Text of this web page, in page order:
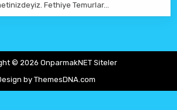
Fethiye Temurlar…
© 2026 OnparmakNET Siteler
by ThemesDNA.com